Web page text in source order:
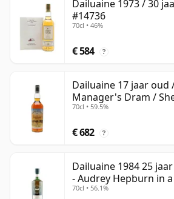
Dailuaine 1973 / 30
#14736
70cl • 46%
€ 584 ?
Dailuaine 17 jaar oud
Manager's Dram /
70cl • 59.5%
€ 682 ?
Dailuaine 1984 25
- Audrey Hepburn in
70cl • 56.1%